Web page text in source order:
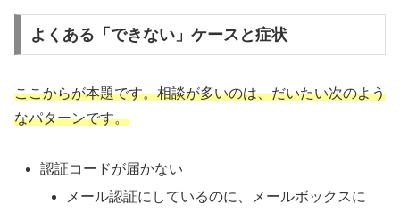
よくある「できない」ケースと症状
ここからが本題です。相談が多いのは、だいたい次のよう
なパターンです。
認証コードが届かない
メール認証にしているのに、メールボックスに